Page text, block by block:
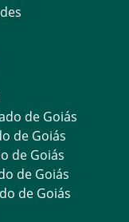
de Goiás
de Goiás
de Goiás
de Goiás
de Goiás